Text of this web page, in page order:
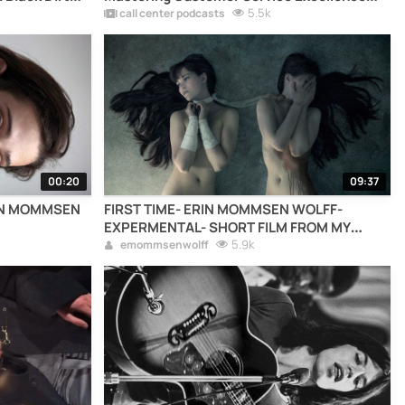
with Richard Blank
call center podcasts 5.5k
00:20 09:37
FIRST TIME- ERIN MOMMSEN WOLFF-
EXPERMENTAL- SHORT FILM FROM MY
AUTHORSHIP.
emommsenwolff 5.9k